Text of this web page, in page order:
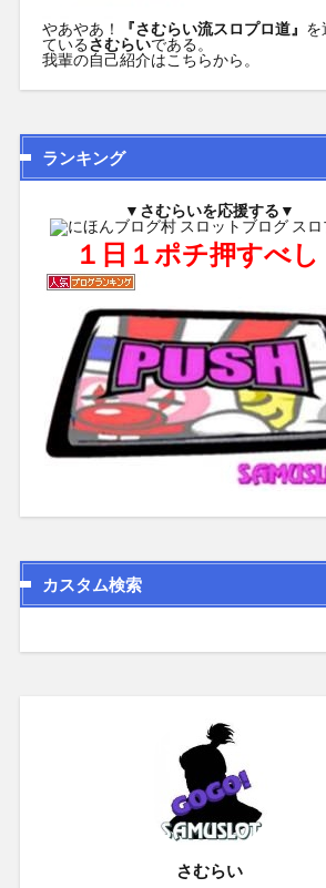
やあやあ！ 『さむらい流スロプロ道』 を
ているさむらいである。
我輩の自己紹介はこちらから。
ランキング
▼さむらいを応援する▼
１日１ポチ押すべし
カスタム検索
さむらい